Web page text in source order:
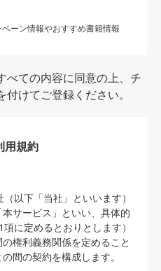
ーン情報やおすすめ書籍情報
べての内容に同意の上、チ
けてご登録ください。
用規約
以下「当社」といいます）
サービス」といい、具体的
に定めるとおりとします）
権利義務関係を定めること
間の契約を構成します。